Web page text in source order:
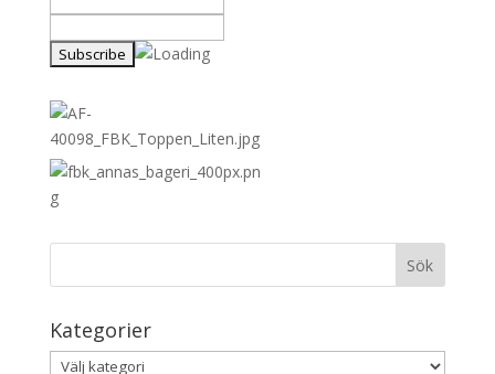
Kategorier
Kategorier